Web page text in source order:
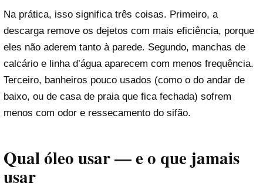
Na prática, isso significa três coisas. Primeiro, a
descarga remove os dejetos com mais eficiência, porque
eles não aderem tanto à parede. Segundo, manchas de
calcário e linha d’água aparecem com menos frequência.
Terceiro, banheiros pouco usados (como o do andar de
baixo, ou de casa de praia que fica fechada) sofrem
menos com odor e ressecamento do sifão.
Qual óleo usar — e o que jamais
usar